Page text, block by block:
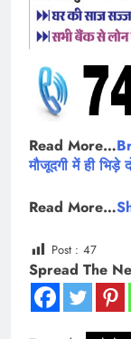
Read More…
मौजूदगी में ही भिड़े
Read More…
Post : 47
Spread The